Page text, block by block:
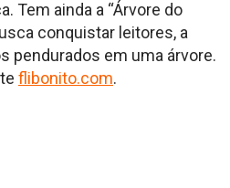
Tem ainda a “Árvore do
conquistar leitores, a
pendurados em uma árvore.
flibonito.com.